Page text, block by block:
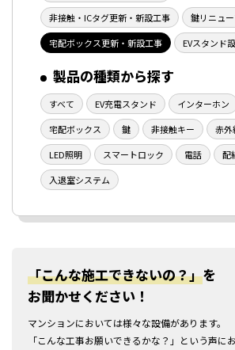
非接触・ICタグ更新・新設工事
鍵リニュ
宅配ボックス更新・新設工事
EVスタンド
製品の種類から探す
すべて EV充電スタンド インターホン
宅配ボックス
鍵 非接触キー
赤外
LED照明
スマートロック 電話
配
入退室システム
「こんな施工できないの？」を
お聞かせください！
マンションにおいては様々な設備があります。
「こんな工事お願いできるかな？」という声に